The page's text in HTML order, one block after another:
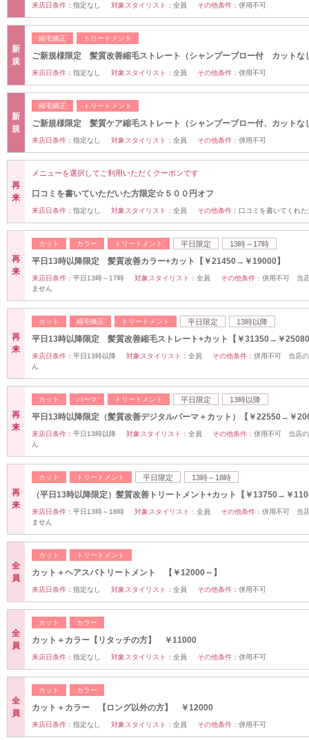
来店日条件： 指定なし 対象スタイリスト： 全員 その他条件： 併用不可
新
規
縮毛矯正 トリートメント
ご新規様限定 髪質改善縮毛ストレート（シャンプーブロー付 カットな
来店日条件： 指定なし 対象スタイリスト： 全員 その他条件： 併用不可
新
規
縮毛矯正 トリートメント
ご新規様限定 髪質ケア縮毛ストレート（シャンプーブロー付、カットな
来店日条件： 指定なし 対象スタイリスト： 全員 その他条件： 併用不可
再
来
メニューを選択してご利用いただくクーポンです
口コミを書いていただいた方限定☆５００円オフ
来店日条件： 指定なし 対象スタイリスト： 全員 その他条件： 口コミを書いてくれ
再
来
カット カラー トリートメント 平日限定 13時～17時
平日13時以降限定 髪質改善カラー+カット【￥21450→￥19000】
来店日条件： 平日13時～17時 対象スタイリスト： 全員 その他条件： 併用不可 当
ません
再
来
カット 縮毛矯正 トリートメント 平日限定 13時以降
平日13時以降限定 髪質改善縮毛ストレート+カット【￥31350→￥
来店日条件： 平日13時以降 対象スタイリスト： 全員 その他条件： 併用不可 当店の
ん
再
来
カット パーマ トリートメント 平日限定 13時以降
平日13時以降限定（髪質改善デジタルパーマ＋カット）【￥22550→￥
来店日条件： 平日13時以降 対象スタイリスト： 全員 その他条件： 併用不可 当店の
ん
再
来
カット トリートメント 平日限定 13時～18時
（平日13時以降限定）髪質改善トリートメント+カット【￥13750→￥
来店日条件： 平日13時～18時 対象スタイリスト： 全員 その他条件： 併用不可 当
ません
全
員
カット トリートメント
カット＋ヘアスパトリートメント 【￥12000～】
来店日条件： 指定なし 対象スタイリスト： 全員 その他条件： 併用不可
全
員
カット カラー
カット＋カラー【リタッチの方】 ￥11000
来店日条件： 指定なし 対象スタイリスト： 全員 その他条件： 併用不可
全
員
カット カラー
カット＋カラー 【ロング以外の方】 ￥12000
来店日条件： 指定なし 対象スタイリスト： 全員 その他条件： 併用不可